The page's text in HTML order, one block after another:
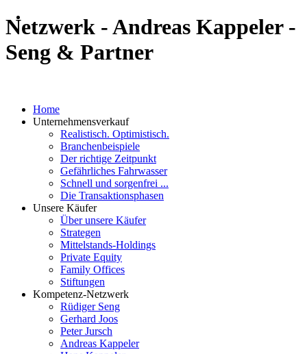
Netzwerk - Andreas Kappeler -
Seng & Partner
Home
Unternehmensverkauf
Realistisch. Optimistisch.
Branchenbeispiele
Der richtige Zeitpunkt
Gefährliches Fahrwasser
Schnell und sorgenfrei ...
Die Transaktionsphasen
Unsere Käufer
Über unsere Käufer
Strategen
Mittelstands-Holdings
Private Equity
Family Offices
Stiftungen
Kompetenz-Netzwerk
Rüdiger Seng
Gerhard Joos
Peter Jursch
Andreas Kappeler